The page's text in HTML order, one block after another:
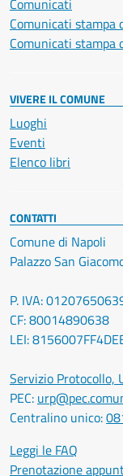
Comunicati
Comunicati stampa
Comunicati stampa
VIVERE IL COMUNE
Luoghi
Eventi
Elenco libri
CONTATTI
Comune di Napoli
Palazzo San
P. IVA:
CF: 80014890638
LEI:
Servizio Protocollo,
PEC:
Centralino unico:
Leggi le FAQ
Prenotazione